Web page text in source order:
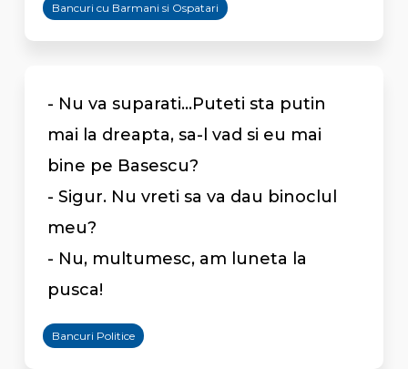
Bancuri cu Barmani si Ospatari
- Nu va suparati...Puteti sta putin
mai la dreapta, sa-l vad si eu mai
bine pe Basescu?
- Sigur. Nu vreti sa va dau binoclul
meu?
- Nu, multumesc, am luneta la
pusca!
Bancuri Politice